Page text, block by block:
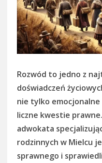
Rozwód to jedno z
doświadczeń
nie tylko
liczne kwestie
adwokata
rodzinnych w Mielcu
sprawnego i